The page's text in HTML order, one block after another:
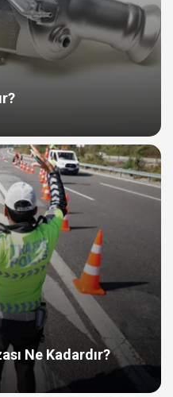
Ne Kadardır?